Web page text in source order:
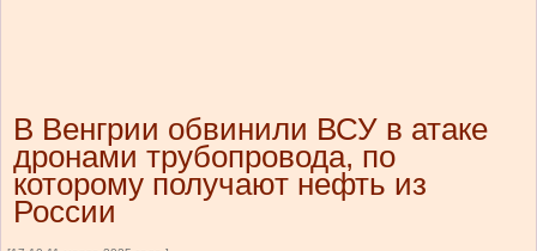
В Венгрии обвинили ВСУ в атаке
дронами трубопровода, по
которому получают нефть из
России